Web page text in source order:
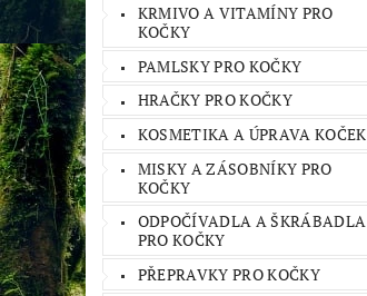
KRMIVO A VITAMÍNY PRO
KOČKY
PAMLSKY PRO KOČKY
HRAČKY PRO KOČKY
KOSMETIKA A ÚPRAVA KOČEK
MISKY A ZÁSOBNÍKY PRO
KOČKY
ODPOČÍVADLA A ŠKRÁBADLA
PRO KOČKY
PŘEPRAVKY PRO KOČKY